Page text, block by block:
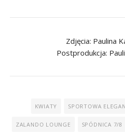
Zdjęcia: Paulina
Postprodukcja:
KWIATY SPORTOWA
ZALANDO LOUNGE SPÓDNICA 7/8